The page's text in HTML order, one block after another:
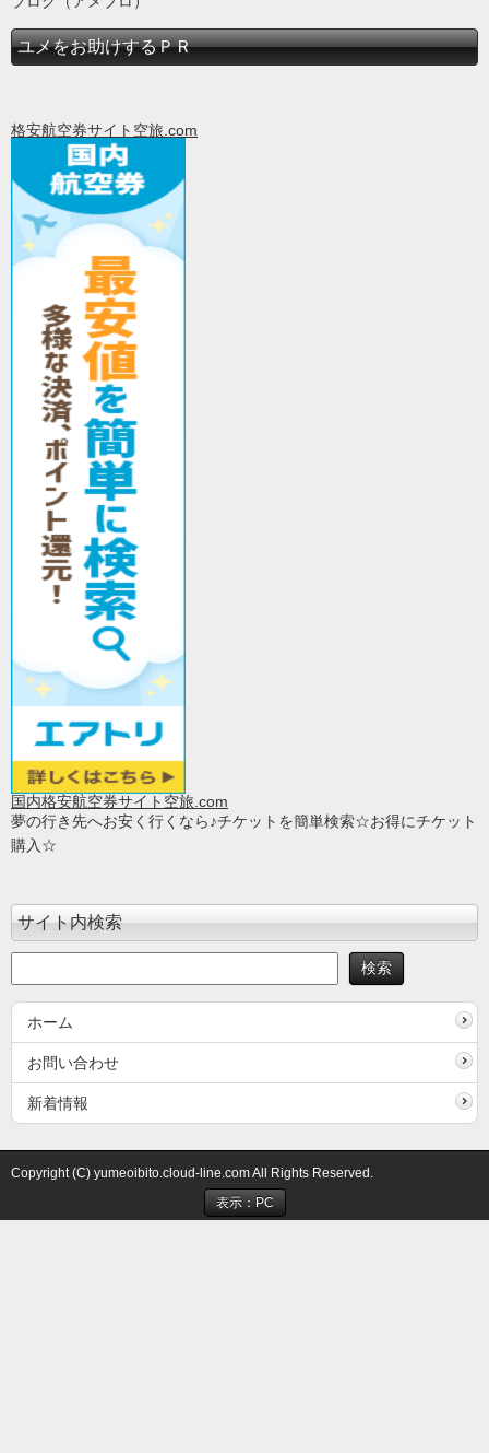
ユメをお助けするＰＲ
格安航空券サイト空旅.com
国内格安航空券サイト空旅.com
夢の行き先へお安く行くなら♪チケットを簡単検索☆お得にチケット
購入☆
サイト内検索
ホーム
お問い合わせ
新着情報
Copyright (C) yumeoibito.cloud-line.com All Rights Reserved.
表示：PC